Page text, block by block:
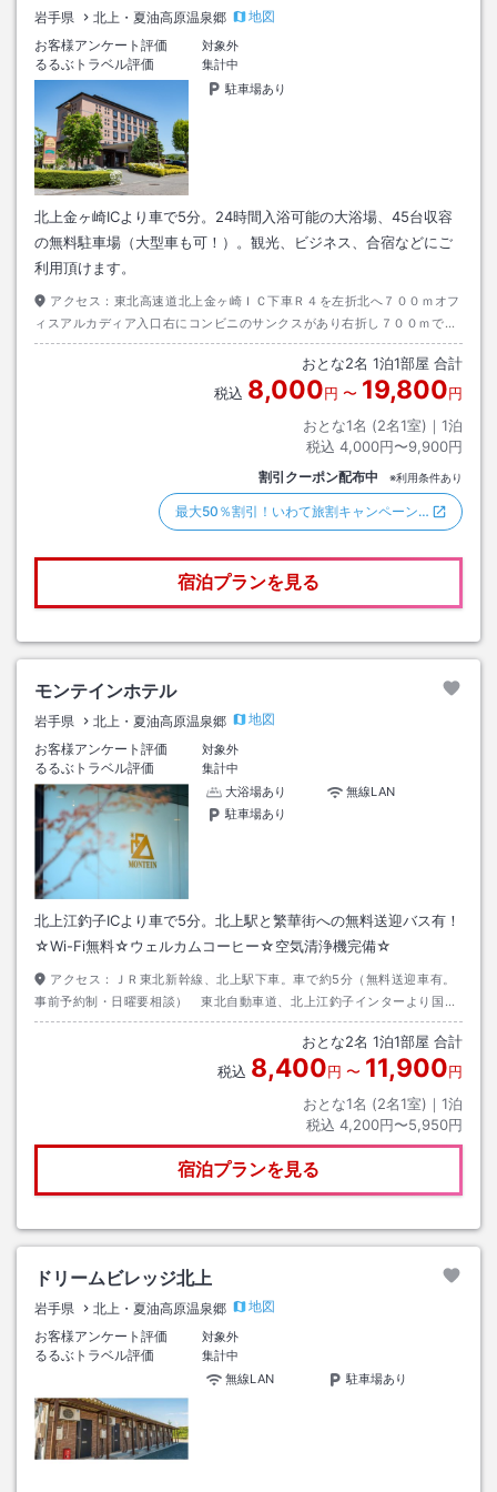
岩手県 北上・夏油高原温泉郷
地図
お客様アンケート評価
対象外
るるぶトラベル評価
集計中
駐車場あり
北上金ヶ崎ICより車で5分。24時間入浴可能の大浴場、45台収容
の無料駐車場（大型車も可！）。観光、ビジネス、合宿などにご
利用頂けます。
アクセス： 東北高速道北上金ヶ崎ＩＣ下車Ｒ４を左折北へ７００ｍオフ
ィスアルカディア入口右にコンビニのサンクスがあり右折し７００ｍで当
ホテルに到着です。
おとな2名 1泊1部屋 合計
税込 8,000円 〜 19,800円
おとな1名 (2名1室)｜ 1泊
税込 4,000円〜9,900円
割引クーポン配布中 ※利用条件あり
最大50％割引！いわて旅割キャンペーン…
宿泊プランを見る
モンテインホテル
岩手県 北上・夏油高原温泉郷
地図
お客様アンケート評価
対象外
るるぶトラベル評価
集計中
大浴場あり
無線LAN
駐車場あり
北上江釣子ICより車で5分。北上駅と繁華街への無料送迎バス有！
☆Wi-Fi無料☆ウェルカムコーヒー☆空気清浄機完備☆
アクセス：
ＪＲ東北新幹線、北上駅下車。車で約5分（無料送迎車有。
事前予約制・日曜要相談） 東北自動車道、北上江釣子インターより国道
4号線を一関方面へインター入口から約5ｋｍ（約5分）
おとな2名 1泊1部屋 合計
税込 8,400円 〜 11,900円
おとな1名 (2名1室)｜ 1泊
税込 4,200円〜5,950円
宿泊プランを見る
ドリームビレッジ北上
岩手県 北上・夏油高原温泉郷
地図
お客様アンケート評価
対象外
るるぶトラベル評価
集計中
無線LAN
駐車場あり